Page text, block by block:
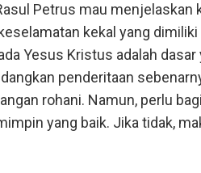
Petrus mau menjelaskan
kekal yang
Yesus Kristus adalah
penderitaan
rohani. Namun, perlu
yang baik. Jika tidak,